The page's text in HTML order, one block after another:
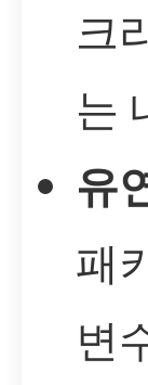
크
는
유
패
변